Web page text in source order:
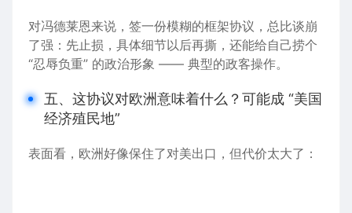
对冯德莱恩来说，签一份模糊的框架协议，总比谈崩
了强：先止损，具体细节以后再撕， 还能给自己捞个
“忍辱负重” 的政治形象 —— 典型的政客操作。
五、这协议对欧洲意味着什么？可能成 “美国
经济殖民地”
表面看，欧洲好像保住了对美出口，但代价太大了：